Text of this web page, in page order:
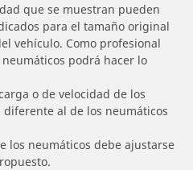
que se muestran pueden
para el tamaño original
vehículo. Como profesional
podrá hacer lo
o de velocidad de los
al de los neumáticos
los neumáticos debe ajustarse